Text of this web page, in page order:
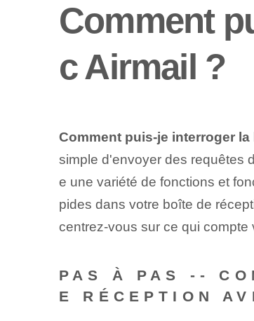
Comment
c Airmail ?
Comment puis-je interroger
simple d'envoyer des requêtes
e une variété de fonctions et
pides dans votre boîte de
centrez-vous sur ce qui
PAS À PAS --
E RÉCEPTION